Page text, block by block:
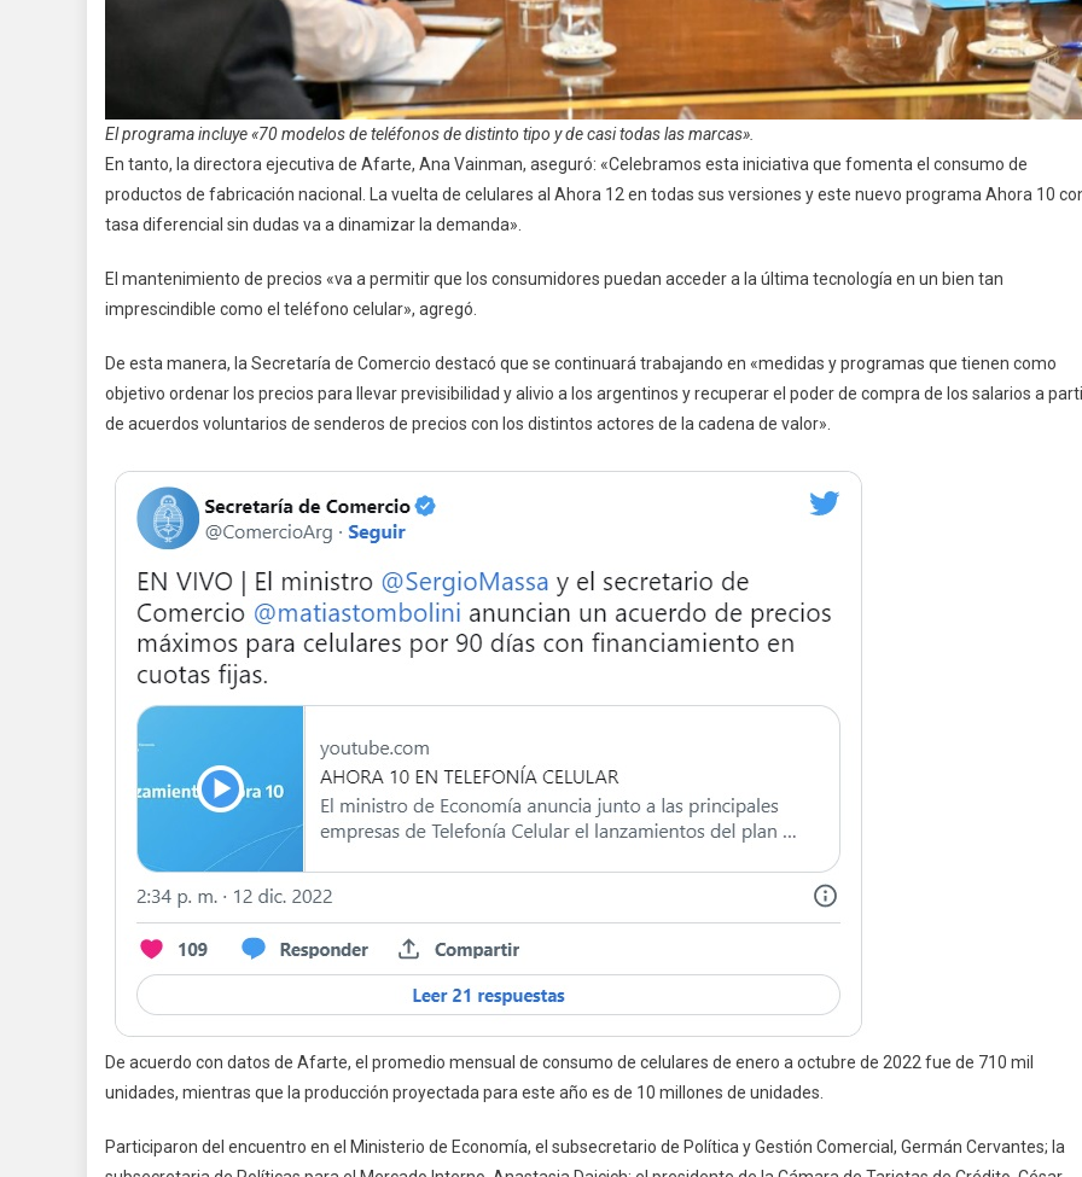
El programa incluye «70 modelos de teléfonos de distinto tipo y de casi todas las marcas».
En tanto, la directora ejecutiva de Afarte, Ana Vainman, aseguró: «Celebramos esta iniciativa que fomenta el consumo de
productos de fabricación nacional. La vuelta de celulares al Ahora 12 en todas sus versiones y este nuevo programa Ahora 10
tasa diferencial sin dudas va a dinamizar la demanda».
El mantenimiento de precios «va a permitir que los consumidores puedan acceder a la última tecnología en un bien tan
imprescindible como el teléfono celular», agregó.
De esta manera, la Secretaría de Comercio destacó que se continuará trabajando en «medidas y programas que tienen como
objetivo ordenar los precios para llevar previsibilidad y alivio a los argentinos y recuperar el poder de compra de los salarios a
de acuerdos voluntarios de senderos de precios con los distintos actores de la cadena de valor».
De acuerdo con datos de Afarte, el promedio mensual de consumo de celulares de enero a octubre de 2022 fue de 710 mil
unidades, mientras que la producción proyectada para este año es de 10 millones de unidades.
Participaron del encuentro en el Ministerio de Economía, el subsecretario de Política y Gestión Comercial, Germán Cervantes; la